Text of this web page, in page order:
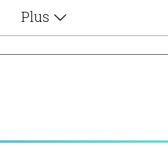
Plus